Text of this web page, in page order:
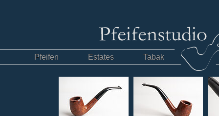
Pfeifen Estates Tabak